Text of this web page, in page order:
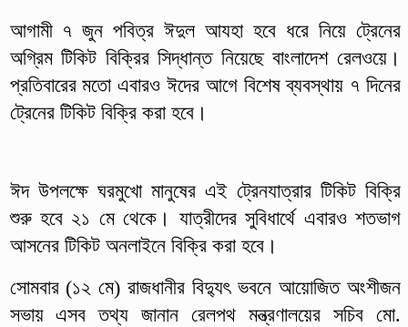
আগামী ৭ জুন পবিত্র ঈদুল আযহা হবে ধরে নিয়ে ট্রেনের
অগ্রিম টিকিট বিক্রির সিদ্ধান্ত নিয়েছে বাংলাদেশ রেলওয়ে।
প্রতিবারের মতো এবারও ঈদের আগে বিশেষ ব্যবস্থায় ৭ দিনের
ট্রেনের টিকিট বিক্রি করা হবে।
ঈদ উপলক্ষে ঘরমুখো মানুষের এই ট্রেনযাত্রার টিকিট বিক্রি
শুরু হবে ২১ মে থেকে। যাত্রীদের সুবিধার্থে এবারও শতভাগ
আসনের টিকিট অনলাইনে বিক্রি করা হবে।
সোমবার (১২ মে) রাজধানীর বিদ্যুৎ ভবনে আয়োজিত অংশীজন
সভায় এসব তথ্য জানান রেলপথ মন্ত্রণালয়ের সচিব মো.